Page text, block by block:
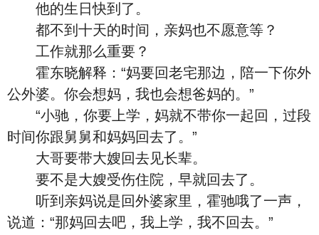
他的生日快到了。
都不到十天的时间，亲妈也不愿意等？
工作就那么重要？
霍东晓解释：“妈要回老宅那边，陪一下你外
公外婆。你会想妈，我也会想爸妈的。”
“小驰，你要上学，妈就不带你一起回，过段
时间你跟舅舅和妈妈回去了。”
大哥要带大嫂回去见长辈。
要不是大嫂受伤住院，早就回去了。
听到亲妈说是回外婆家里，霍驰哦了一声，
说道：“那妈回去吧，我上学，我不回去。”